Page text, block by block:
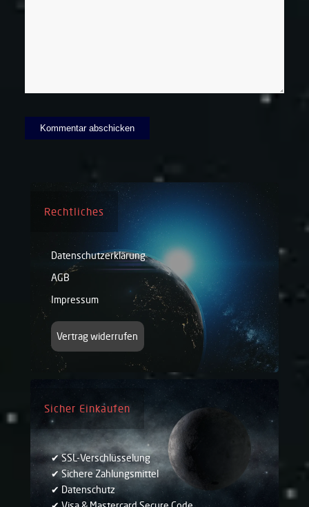
Rechtliches
Datenschutzerklärung
AGB
Impressum
Vertrag widerrufen
Sicher Einkaufen
✔ SSL-Verschlüsselung
✔ Sichere Zahlungsmittel
✔ Datenschutz